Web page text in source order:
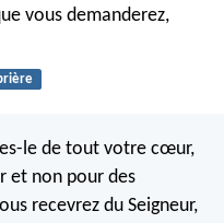
vous demanderez,
le de tout votre cœur,
et non pour des
recevrez du Seigneur,